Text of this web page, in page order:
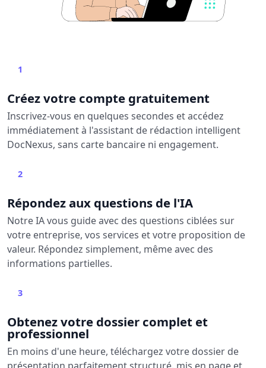
1
Créez votre compte gratuitement
Inscrivez-vous en quelques secondes et accédez
immédiatement à l'assistant de rédaction intelligent
DocNexus, sans carte bancaire ni engagement.
2
Répondez aux questions de l'IA
Notre IA vous guide avec des questions ciblées sur
votre entreprise, vos services et votre proposition de
valeur. Répondez simplement, même avec des
informations partielles.
3
Obtenez votre dossier complet et
professionnel
En moins d'une heure, téléchargez votre dossier de